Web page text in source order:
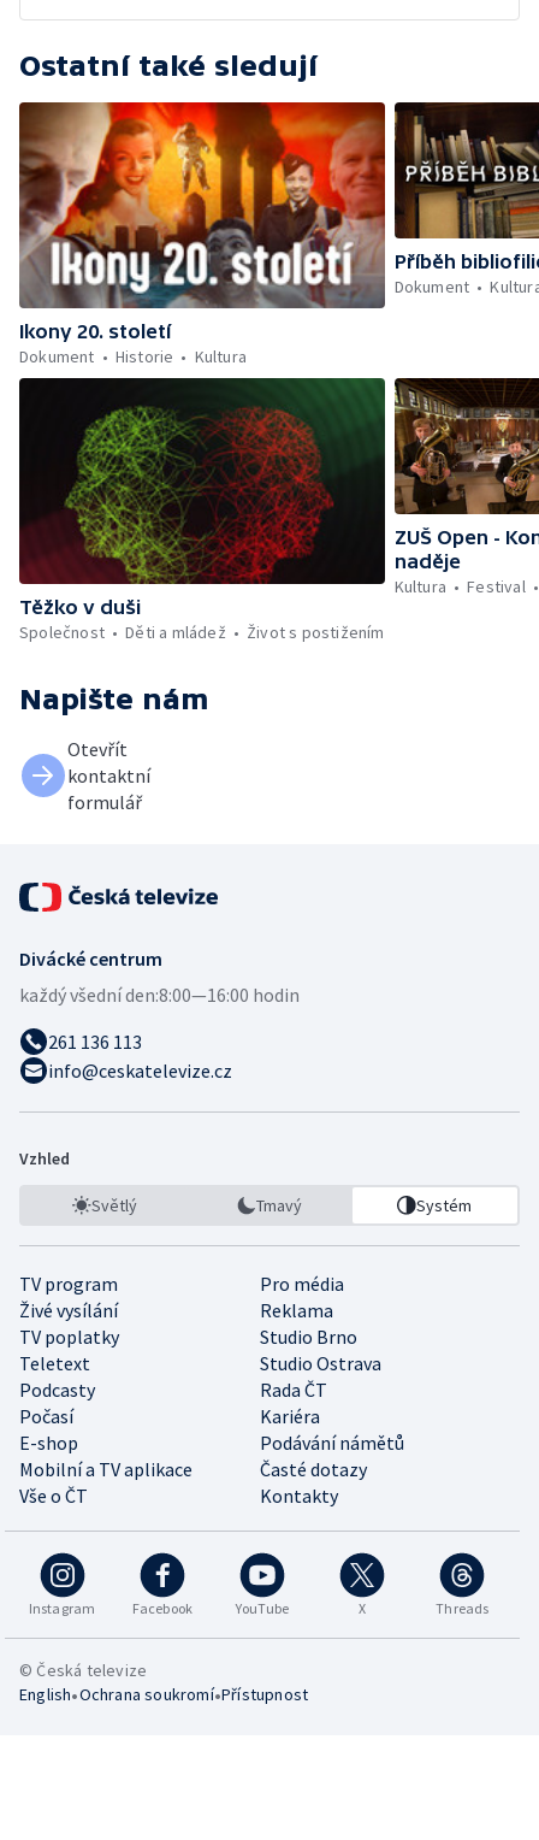
Ostatní také sledují
Ikony 20. století
Dokument
Historie Kultura
Příběh
Dokument
Těžko v duši
Společnost
Děti a mládež Život s postižením
ZUŠ Open -
naděje
Kultura
Festival
Napište nám
Otevřít
kontaktní
formulář
Divácké centrum
každý všední den:8:00—16:00 hodin
261 136 113
info@ceskatelevize.cz
Vzhled
Světlý Tmavý Systém
TV program
Pro média
Živé vysílání
Reklama
TV poplatky
Studio Brno
Teletext
Studio Ostrava
Podcasty
Rada ČT
Počasí
Kariéra
E-shop
Podávání námětů
Mobilní a TV aplikace
Časté dotazy
Vše o ČT
Kontakty
Instagram Facebook YouTube X Threads
© Česká televize
English•Ochrana soukromí•Přístupnost